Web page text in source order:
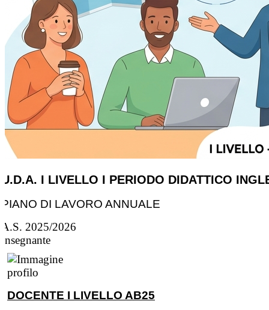
U.D.A. I LIVELLO I PERIODO DIDATTICO
PIANO DI LAVORO ANNUALE
A.S. 2025/2026
Insegnante
DOCENTE I LIVELLO AB25